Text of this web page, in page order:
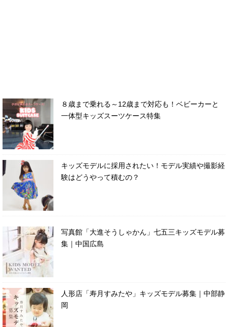
８歳まで乗れる～12歳まで対応も！ベビーカーと
一体型キッズスーツケース特集
キッズモデルに採用されたい！モデル実績や撮影経
験はどうやって積むの？
写真館「大進そうしゃかん」七五三キッズモデル募
集｜中国広島
人形店「寿月すみたや」キッズモデル募集｜中部静
岡